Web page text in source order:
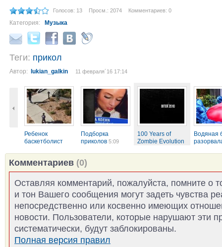
Голосов: 13 Просм.: 2074 Комментариев: 0
Категория: Музыка
Теги: прикол
Автор: lukian_galkin 11 февраля´16 17:14
Ребенок
баскетболист
Подборка
приколов 5:09
100 Years of
Zombie Evolution
Водяная
Комментариев (0)
Оставляя комментарий, пожалуйста, помните о
и тон Вашего сообщения могут задеть чувства
непосредственно или косвенно имеющих
новости. Пользователи, которые нарушают эти
систематически, будут заблокированы.
Полная версия правил